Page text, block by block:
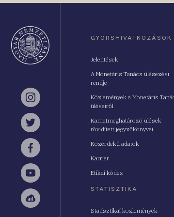
Instagram
Twitter
Facebook
YouTube
Sellsy
GYORSHIVATKOZÁSOK
Jelentések
A Monetáris Tanács ülésezési
rendje
Közlemények a Monetáris
üléseiről
Kamatmeghatározó ülések
rövidített jegyzőkönyvei
Közérdekű adatok
Karrier
Etikai kódex
STATISZTIKA
Statisztikai közlemények